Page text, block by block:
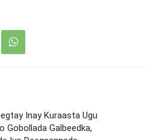
Inay Kuraasta Ugu
Gobollada Galbeedka,